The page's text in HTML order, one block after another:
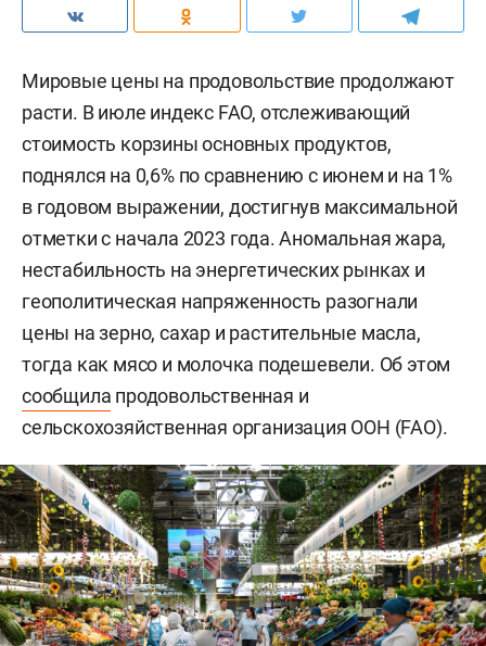
Мировые цены на продовольствие продолжают
расти. В июле индекс FAO, отслеживающий
стоимость корзины основных продуктов,
поднялся на 0,6% по сравнению с июнем и на 1%
в годовом выражении, достигнув максимальной
отметки с начала 2023 года. Аномальная жара,
нестабильность на энергетических рынках и
геополитическая напряженность разогнали
цены на зерно, сахар и растительные масла,
тогда как мясо и молочка подешевели. Об этом
сообщила продовольственная и
сельскохозяйственная организация ООН (FAO).